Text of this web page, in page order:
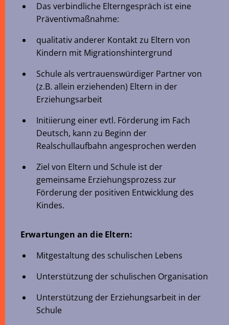
Das verbindliche Elterngespräch ist eine
Präventivmaßnahme:
qualitativ anderer Kontakt zu Eltern von
Kindern mit Migrationshintergrund
Schule als vertrauenswürdiger Partner von
(z.B. allein erziehenden) Eltern in der
Erziehungsarbeit
Initiierung einer evtl. Förderung im Fach
Deutsch, kann zu Beginn der
Realschullaufbahn angesprochen werden
Ziel von Eltern und Schule ist der
gemeinsame Erziehungsprozess zur
Förderung der positiven Entwicklung des
Kindes.
Erwartungen an die Eltern:
Mitgestaltung des schulischen Lebens
Unterstützung der schulischen Organisation
Unterstützung der Erziehungsarbeit in der
Schule